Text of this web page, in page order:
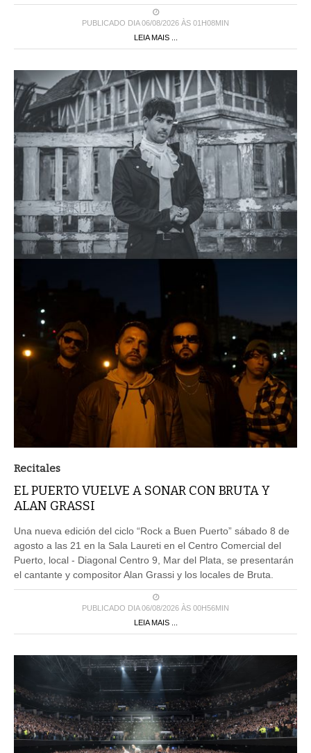
PUBLICADO DIA 06/08/2026 ÀS 01H08MIN
LEIA MAIS ...
Recitales
EL PUERTO VUELVE A SONAR CON BRUTA Y
ALAN GRASSI
Una nueva edición del ciclo “Rock a Buen Puerto” sábado 8 de
agosto a las 21 en la Sala Laureti en el Centro Comercial del
Puerto, local - Diagonal Centro 9, Mar del Plata, se presentarán
el cantante y compositor Alan Grassi y los locales de Bruta.
PUBLICADO DIA 06/08/2026 ÀS 00H56MIN
LEIA MAIS ...